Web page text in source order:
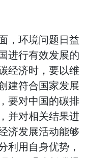
，环境问题日益
进行有效发展的
经济时，要以维
建符合国家发展
要对中国的碳排
并对相关结果进
济发展活动能够
利用自身优势，